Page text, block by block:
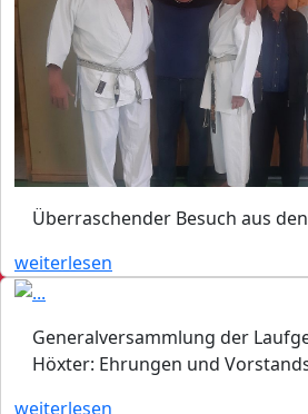
Überraschender Besuch aus
weiterlesen
Generalversammlung der
Höxter: Ehrungen und
weiterlesen